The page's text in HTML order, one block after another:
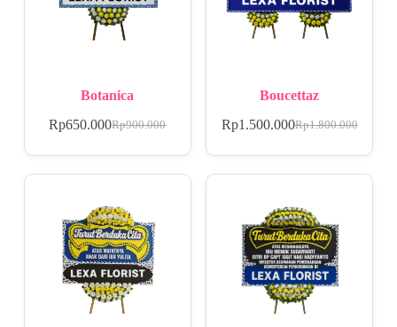
Botanica
Rp900.000
Rp650.000
Boucettaz
Rp1.800.000
Rp1.500.000